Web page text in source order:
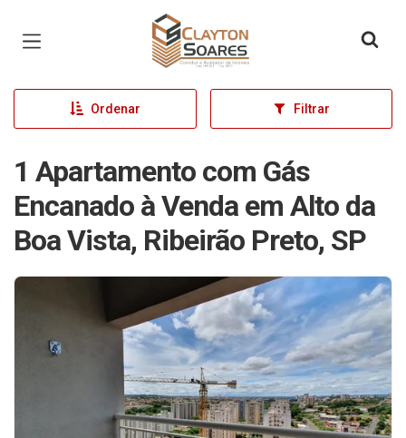
Página inicial
Ordenar Filtrar
1 Apartamento com Gás
Encanado à Venda em Alto da
Boa Vista, Ribeirão Preto, SP